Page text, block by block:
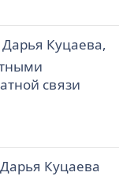
Куцаева,
связи
Куцаева